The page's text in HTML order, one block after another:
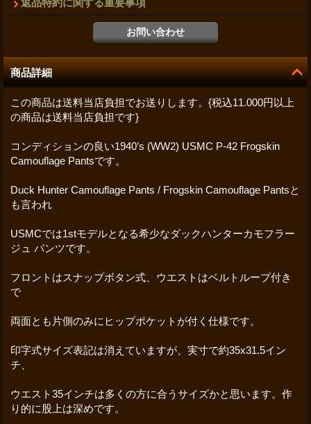
商品詳細
この商品は送料当店負担でお送りします。{税込11.000円以上
の商品は送料当店負担です}
コンディションの良い1940’s (WW2) USMC P-42 Frogskin
Camouflage Pantsです。
Duck Hunter Camouflage Pants / Frogskin Camouflage Pantsと
も言われ
USMCでは1stモデルとなる希少なダックハンターカモフラー
ジュ パンツです。
フロントはスナップボタン式、ウエストはベルトループ付き
で
両面とも片側のみにヒップポケットが付く仕様です。
印字式サイズ表記は消えていますが、実寸で約35x31.5イン
チ、
ウエスト35インチは多くの方に合うサイズかと思います。作
り的に股上は深めです。